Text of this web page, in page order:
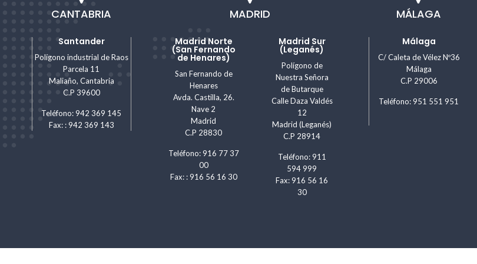
CANTABRIA
Santander
Polígono industrial de Raos
Parcela 11
Maliaño, Cantabria
C.P 39600
Teléfono: 942 369 145
Fax: : 942 369 143
MADRID
Madrid Norte
(San Fernando
de Henares)
San Fernando de
Henares
Avda. Castilla, 26.
Nave 2
Madrid
C.P 28830
Teléfono: 916 77 37
00
Fax: : 916 56 16 30
Madrid Sur
(Leganés)
Polígono de
Nuestra Señora
de Butarque
Calle Daza Valdés
12
Madrid (Leganés)
C.P 28914
Teléfono: 911
594 999
Fax: 916 56 16
30
MÁLAGA
Málaga
C/ Caleta de Vélez Nº36
Málaga
C.P 29006
Teléfono: 951 551 951